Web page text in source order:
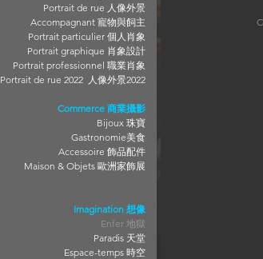
Portrait de rue 人像外景
Accompagnant 寵物與飼主
Portrait particulier 個人肖象
Portrait graphique 肖象設計
Portrait professionnel 職業肖象
Portrait de rue 2022 人像外景2022
Commerce 商業攝影
Bijoux 珠寶
Gastronomie美食
Accessoire 飾品配件
Maison & Objets 歐洲家飾展
Imagination 想像
Enfer 地獄
Paradis 天堂
Espace-temps 時空